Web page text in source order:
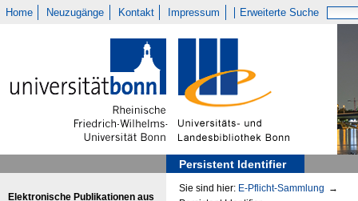
Home Neuzugänge Kontakt Impressum Erweiterte Suche
Persistent Identifier
Elektronische Publikationen aus
Sie sind hier: E-Pflicht-Sammlung →